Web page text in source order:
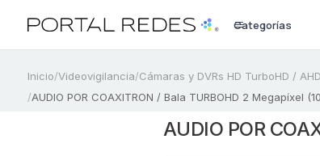
a
Categorías
Inicio/Videovigilancia/Cámaras y DVRs HD TurboHD /
/AUDIO POR COAXITRON / Bala TURBOHD 2
AUDIO POR